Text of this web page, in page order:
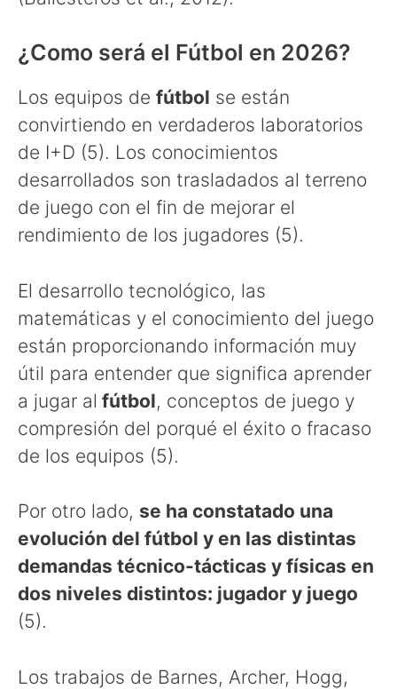
¿Como será el Fútbol en 2026?
Los equipos de fútbol se están
convirtiendo en verdaderos laboratorios
de I+D (5). Los conocimientos
desarrollados son trasladados al terreno
de juego con el fin de mejorar el
rendimiento de los jugadores (5).
El desarrollo tecnológico, las
matemáticas y el conocimiento del juego
están proporcionando información muy
útil para entender que significa aprender
a jugar al fútbol, conceptos de juego y
compresión del porqué el éxito o fracaso
de los equipos (5).
Por otro lado, se ha constatado una
evolución del fútbol y en las distintas
demandas técnico-tácticas y físicas en
dos niveles distintos: jugador y juego
(5).
Los trabajos de Barnes, Archer, Hogg,